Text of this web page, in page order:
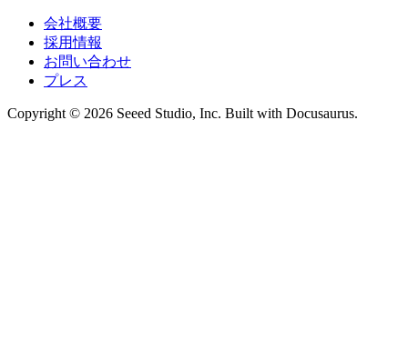
会社概要
採用情報
お問い合わせ
プレス
Copyright © 2026 Seeed Studio, Inc. Built with Docusaurus.